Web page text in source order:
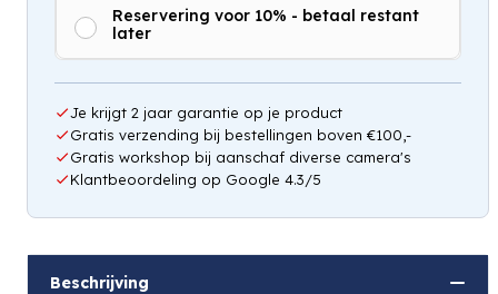
Hou mij op de hoogte
Reservering voor 10% - betaal restant
later
Je krijgt 2 jaar garantie op je product
Gratis verzending bij bestellingen boven €100,-
Gratis workshop bij aanschaf diverse camera's
Klantbeoordeling op Google 4.3/5
Beschrijving